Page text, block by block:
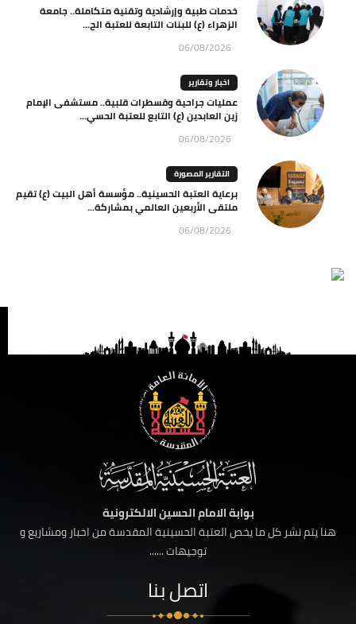
خدمات طبية وإرشادية وتقنية متكاملة.. جامعة
الزهراء (ع) للبنات التابعة للعتبة الح...
06/08/2026
اخبار وتقارير
عمليات جراحية وقسطرات قلبية.. مستشفى الإمام
زين العابدين (ع) التابع للعتبة الحسي...
06/08/2026
التقارير المصورة
برعاية العتبة الحسينية.. مؤسسة أهل البيت (ع) تقيم
ملتقى الأربعين العالمي بمشاركة...
06/08/2026
بوابة الامام الحسين الالكترونية
هنا يتم نشر كل ما يخص العتبة الحسينية المقدسة من اخبار ومشاريع و
توجيهات ......
اتصل بنا